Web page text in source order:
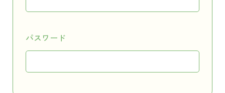
入会案内
パスワード